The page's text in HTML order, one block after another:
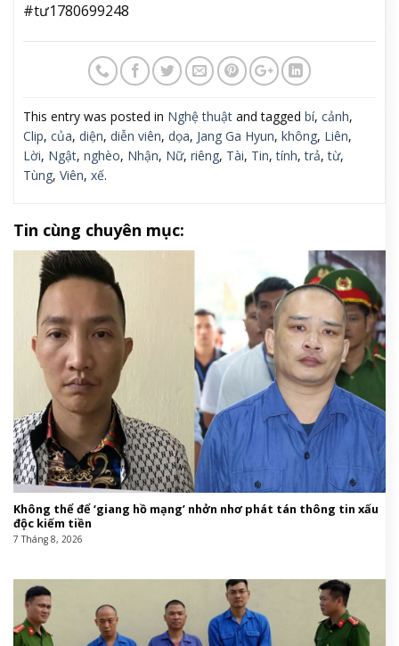
#tư1780699248
This entry was posted in Nghệ thuật and tagged bí, cảnh,
Clip, của, diện, diễn viên, dọa, Jang Ga Hyun, không, Liên,
Lời, Ngật, nghèo, Nhận, Nữ, riêng, Tài, Tin,tính,trả,từ,
Tùng, Viên, xế.
Tin cùng chuyên mục:
Không thể để ‘giang hồ mạng’ nhởn nhơ phát tán thông tin xấu
độc kiếm tiền
7 Tháng 8, 2026